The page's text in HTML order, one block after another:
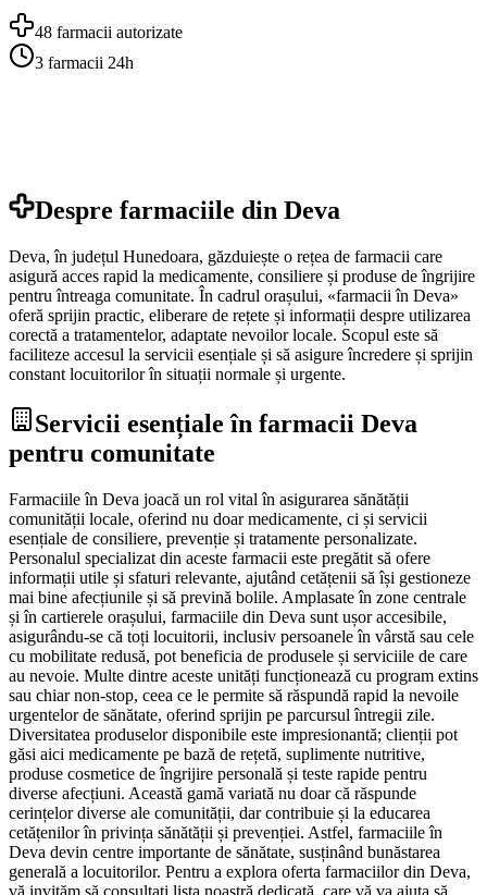
48 farmacii autorizate
3 farmacii 24h
Despre farmaciile din Deva
Deva, în județul Hunedoara, găzduiește o rețea de farmacii care
asigură acces rapid la medicamente, consiliere și produse de îngrijire
pentru întreaga comunitate. În cadrul orașului, «farmacii în Deva»
oferă sprijin practic, eliberare de rețete și informații despre utilizarea
corectă a tratamentelor, adaptate nevoilor locale. Scopul este să
faciliteze accesul la servicii esențiale și să asigure încredere și sprijin
constant locuitorilor în situații normale și urgente.
Servicii esențiale în farmacii Deva
pentru comunitate
Farmaciile în Deva joacă un rol vital în asigurarea sănătății
comunității locale, oferind nu doar medicamente, ci și servicii
esențiale de consiliere, prevenție și tratamente personalizate.
Personalul specializat din aceste farmacii este pregătit să ofere
informații utile și sfaturi relevante, ajutând cetățenii să își gestioneze
mai bine afecțiunile și să prevină bolile. Amplasate în zone centrale
și în cartierele orașului, farmaciile din Deva sunt ușor accesibile,
asigurându-se că toți locuitorii, inclusiv persoanele în vârstă sau cele
cu mobilitate redusă, pot beneficia de produsele și serviciile de care
au nevoie. Multe dintre aceste unități funcționează cu program extins
sau chiar non-stop, ceea ce le permite să răspundă rapid la nevoile
urgentelor de sănătate, oferind sprijin pe parcursul întregii zile.
Diversitatea produselor disponibile este impresionantă; clienții pot
găsi aici medicamente pe bază de rețetă, suplimente nutritive,
produse cosmetice de îngrijire personală și teste rapide pentru
diverse afecțiuni. Această gamă variată nu doar că răspunde
cerințelor diverse ale comunității, dar contribuie și la educarea
cetățenilor în privința sănătății și prevenției. Astfel, farmaciile în
Deva devin centre importante de sănătate, susținând bunăstarea
generală a locuitorilor. Pentru a explora oferta farmaciilor din Deva,
vă invităm să consultați lista noastră dedicată, care vă va ajuta să